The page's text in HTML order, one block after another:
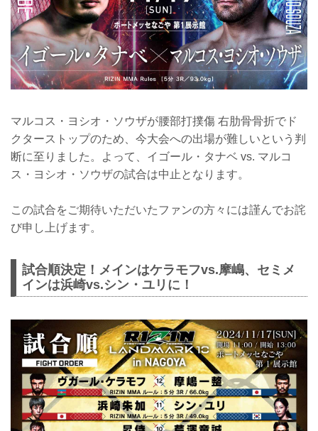
マルコス・ヨシオ・ソウザが腰部打撲傷 右肋骨骨折でド
クターストップのため、今大会への出場が難しいという判
断に至りました。よって、イゴール・タナベ vs. マルコ
ス・ヨシオ・ソウザの試合は中止となります。
この試合をご期待いただいたファンの方々には謹んでお詫
び申し上げます。
試合順決定！メインはケラモフvs.摩嶋、セミメ
インは浜崎vs.シン・ユリに！